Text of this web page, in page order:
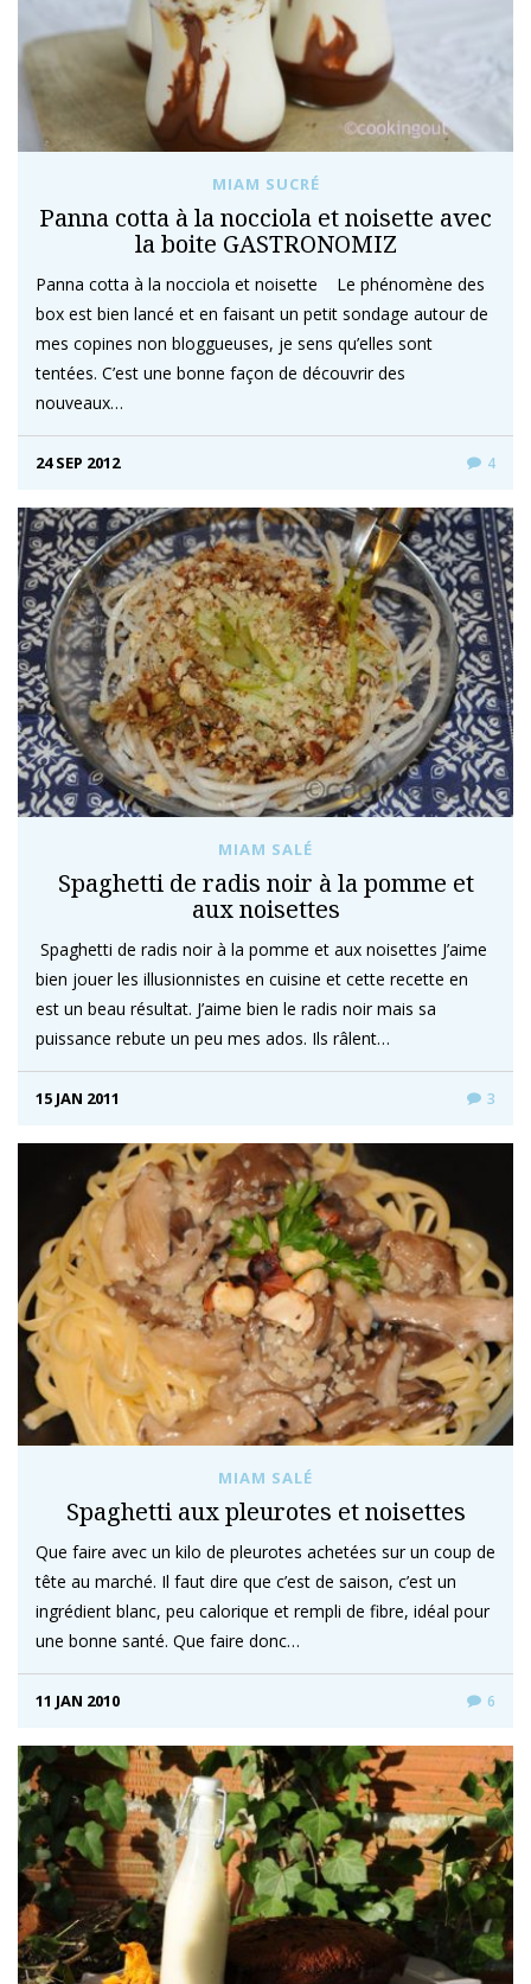
MIAM SUCRÉ
Panna cotta à la nocciola et noisette avec
la boite GASTRONOMIZ
Panna cotta à la nocciola et noisette Le phénomène des
box est bien lancé et en faisant un petit sondage autour de
mes copines non bloggueuses, je sens qu’elles sont
tentées. C’est une bonne façon de découvrir des
nouveaux…
24 SEP 2012 4
MIAM SALÉ
Spaghetti de radis noir à la pomme et
aux noisettes
Spaghetti de radis noir à la pomme et aux noisettes J’aime
bien jouer les illusionnistes en cuisine et cette recette en
est un beau résultat. J’aime bien le radis noir mais sa
puissance rebute un peu mes ados. Ils râlent…
15 JAN 2011 3
MIAM SALÉ
Spaghetti aux pleurotes et noisettes
Que faire avec un kilo de pleurotes achetées sur un coup de
tête au marché. Il faut dire que c’est de saison, c’est un
ingrédient blanc, peu calorique et rempli de fibre, idéal pour
une bonne santé. Que faire donc…
11 JAN 2010 6